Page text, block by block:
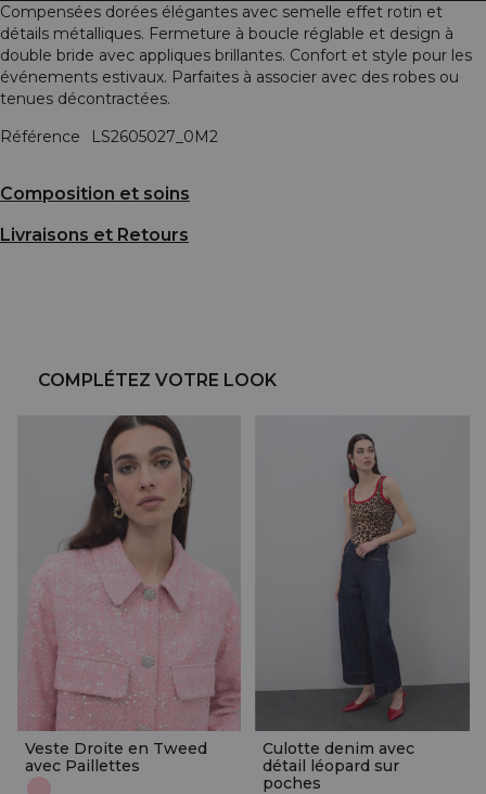
Compensées dorées élégantes avec semelle effet rotin et
détails métalliques. Fermeture à boucle réglable et design à
double bride avec appliques brillantes. Confort et style pour les
événements estivaux. Parfaites à associer avec des robes ou
tenues décontractées.
Référence
LS2605027_0M2
Composition et soins
Livraisons et Retours
COMPLÉTEZ VOTRE LOOK
Veste Droite en Tweed
avec Paillettes
Culotte denim avec
détail léopard sur
poches